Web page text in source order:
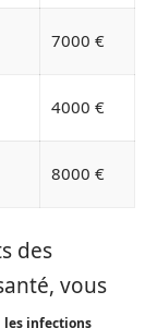
7000 €
4000 €
8000 €
des
vous
les infections